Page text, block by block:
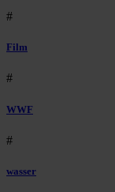
#
Film
#
WWF
#
wasser